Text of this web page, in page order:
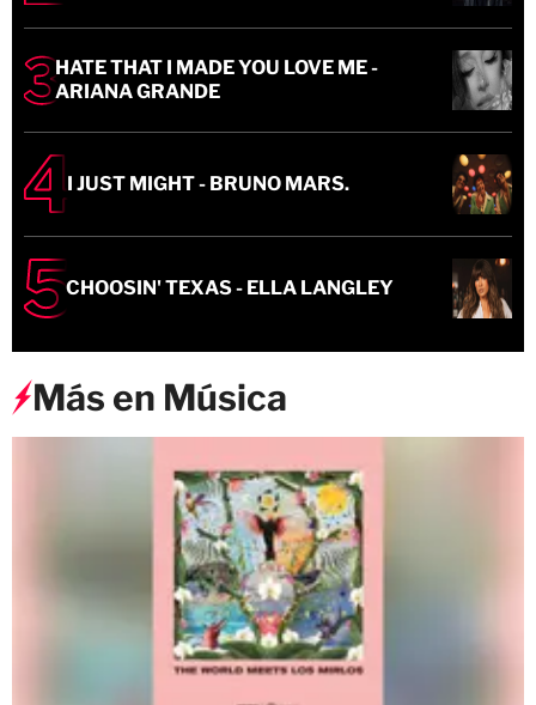
HATE THAT I MADE YOU LOVE ME -
ARIANA GRANDE
I JUST MIGHT - BRUNO MARS.
CHOOSIN' TEXAS - ELLA LANGLEY
Más en Música